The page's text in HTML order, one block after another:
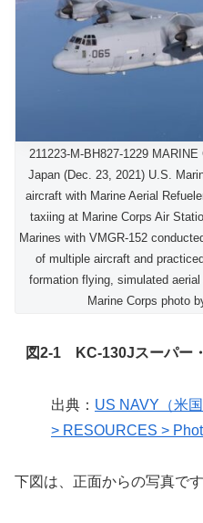
211223-M-BH827-1229
Japan (Dec. 23, 2021) U.S.
aircraft with Marine Aerial
taxiing at Marine Corps Air
Marines with VMGR-152
of multiple aircraft and
formation flying, simulated
Marine Corps photo
図2-1 KC-130Jスーパー
出典： US NAVY（米国
> RESOURCES >
下図は、正面からの写真です